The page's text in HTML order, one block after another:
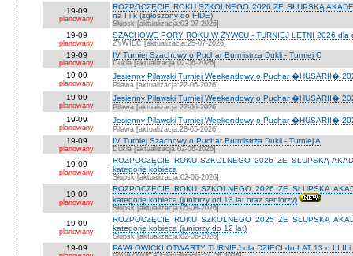
19-09
planowany
ROZPOCZĘCIE ROKU SZKOLNEGO 2026 ZE SŁUPSKĄ
na I i k (zgłoszony do FIDE)
Słupsk [aktualizacja:03-07-2026]
19-09
planowany
SZACHOWE PORY ROKU W ŻYWCU - TURNIEJ LETNI 2026 dla
ŻYWIEC [aktualizacja:25-07-2026]
19-09
planowany
IV Turniej Szachowy o Puchar Burmistrza Dukli - Turniej C
Dukla [aktualizacja:02-06-2026]
19-09
planowany
Jesienny Pilawski Turniej Weekendowy o Puchar �HUSARII�
Pilawa [aktualizacja:22-06-2026]
19-09
planowany
Jesienny Pilawski Turniej Weekendowy o Puchar �HUSARII�
Pilawa [aktualizacja:22-06-2026]
19-09
planowany
Jesienny Pilawski Turniej Weekendowy o Puchar �HUSARII�
Pilawa [aktualizacja:28-05-2026]
19-09
planowany
IV Turniej Szachowy o Puchar Burmistrza Dukli - Turniej A
Dukla [aktualizacja:02-06-2026]
19-09
planowany
ROZPOCZĘCIE ROKU SZKOLNEGO 2026 ZE SŁUPSKĄ
kategorię kobiecą
Słupsk [aktualizacja:02-06-2026]
19-09
planowany
ROZPOCZĘCIE ROKU SZKOLNEGO 2026 ZE SŁUPSKĄ
kategorię kobiecą (juniorzy od 13 lat oraz seniorzy)
Słupsk [aktualizacja:05-08-2026]
19-09
planowany
ROZPOCZĘCIE ROKU SZKOLNEGO 2025 ZE SŁUPSKĄ
kategorię kobiecą (juniorzy do 12 lat)
Słupsk [aktualizacja:02-06-2026]
19-09 PAWŁOWICKI OTWARTY TURNIEJ dla DZIECI do LAT 13 o III II